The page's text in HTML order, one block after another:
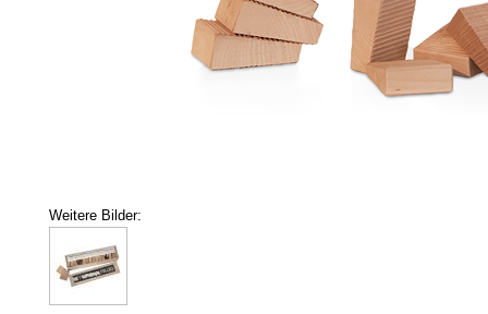
Weitere Bilder: